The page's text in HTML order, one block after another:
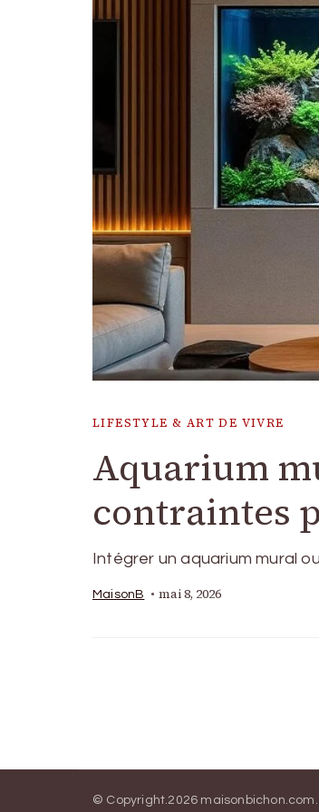
LIFESTYLE & ART DE VIVRE
Aquarium
contraintes
Intégrer un aquarium mural
MaisonB mai 8, 2026
© Copyright.2026 maisonbichon.com